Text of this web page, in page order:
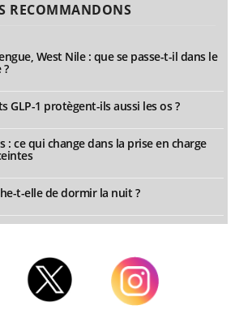
RECOMMANDONS
West Nile : que se passe-t-il dans le
GLP-1 protègent-ils aussi les os ?
: ce qui change dans la prise en charge
t-elle de dormir la nuit ?